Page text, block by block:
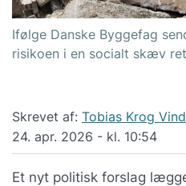
Ifølge Danske Byggefag
risikoen i en socialt skæv
Skrevet af: Tobias Krog Vind
24. apr. 2026 - kl. 10:54
Et nyt politisk forslag